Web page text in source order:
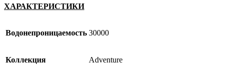
ХАРАКТЕРИСТИКИ
Водонепроницаемость 30000
Коллекция Adventure